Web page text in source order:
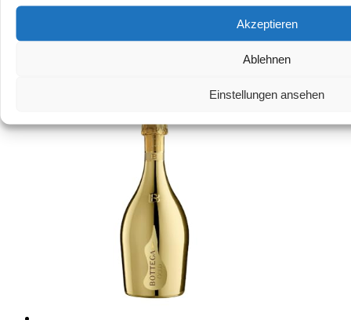
Kategorie:
Akzeptieren
Ablehnen
Einstellungen ansehen